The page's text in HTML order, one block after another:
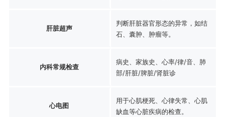
肝脏超声
判断肝脏器官形态的异常，如结
石、囊肿、肿瘤等。
内科常规检查
病史、家族史、心率/律/音、肺
部/肝脏/脾脏/肾脏诊
心电图
用于心肌梗死、心律失常、心肌
缺血等心脏疾病的检查。